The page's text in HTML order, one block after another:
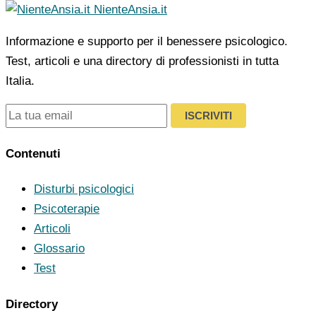
NienteAnsia.it
Informazione e supporto per il benessere psicologico.
Test, articoli e una directory di professionisti in tutta
Italia.
ISCRIVITI
Contenuti
Disturbi psicologici
Psicoterapie
Articoli
Glossario
Test
Directory